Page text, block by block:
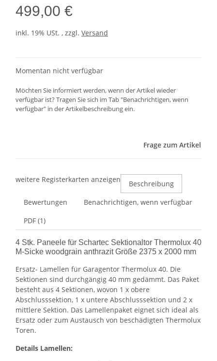
499,00 €
inkl. 19% USt. , zzgl. Versand
Momentan nicht verfügbar
Möchten Sie informiert werden, wenn der Artikel wieder
verfügbar ist? Tragen Sie sich im Tab "Benachrichtigen, wenn
verfügbar" in der Artikelbeschreibung ein.
Frage zum Artikel
weitere Registerkarten anzeigen
Beschreibung
Bewertungen
Benachrichtigen, wenn verfügbar
PDF (1)
4 Stk. Paneele für Schartec Sektionaltor Thermolux 40
M-Sicke woodgrain anthrazit Größe 2375 x 2000 mm
Ersatz- Lamellen für Garagentor Thermolux 40. Die
Sektionen sind durchgängig 40 mm gedämmt. Das Paket
besteht aus 4 Sektionen, wovon 1 x obere
Abschlusssektion, 1 x untere Abschlusssektion und 2 x
mittlere Sektion. Das Lamellenpaket eignet sich ideal als
Ersatz oder zum Austausch von beschädigten Thermolux
Toren.
Details Lamellen: